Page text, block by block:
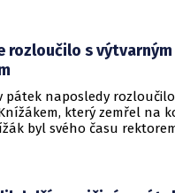
rozloučilo s
pátek naposledy
který zemřel na
byl svého času